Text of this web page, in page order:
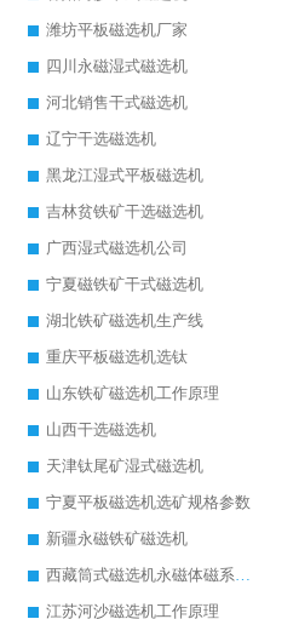
潍坊平板磁选机厂家
四川永磁湿式磁选机
河北销售干式磁选机
辽宁干选磁选机
黑龙江湿式平板磁选机
吉林贫铁矿干选磁选机
广西湿式磁选机公司
宁夏磁铁矿干式磁选机
湖北铁矿磁选机生产线
重庆平板磁选机选钛
山东铁矿磁选机工作原理
山西干选磁选机
天津钛尾矿湿式磁选机
宁夏平板磁选机选矿规格参数
新疆永磁铁矿磁选机
西藏筒式磁选机永磁体磁系设计
江苏河沙磁选机工作原理